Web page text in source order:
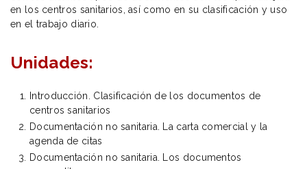
en los centros sanitarios, así como en su clasificación y uso
en el trabajo diario.
Unidades:
Introducción. Clasificación de los documentos de
centros sanitarios
Documentación no sanitaria. La carta comercial y la
agenda de citas
Documentación no sanitaria. Los documentos